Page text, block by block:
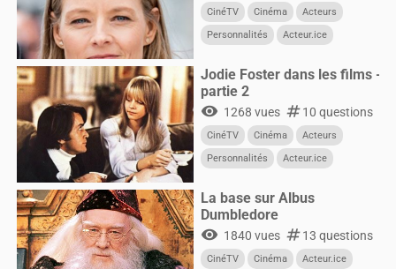
CinéTV Cinéma
Acteurs
Personnalités
Acteur.ice
Jodie Foster dans les films -
partie 2
visibility 1268 vues numbers10 questions
CinéTV Cinéma
Acteurs
Personnalités
Acteur.ice
La base sur Albus
Dumbledore
visibility 1840 vues numbers13 questions
CinéTV Cinéma
Acteur.ice